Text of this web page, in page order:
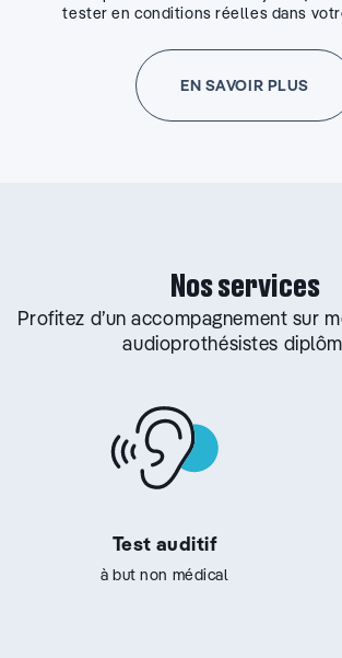
tester en conditions réelles dans
EN SAVOIR PLUS
Nos services
Profitez d’un accompagnement sur
audioprothésistes
Test auditif
à but non médical